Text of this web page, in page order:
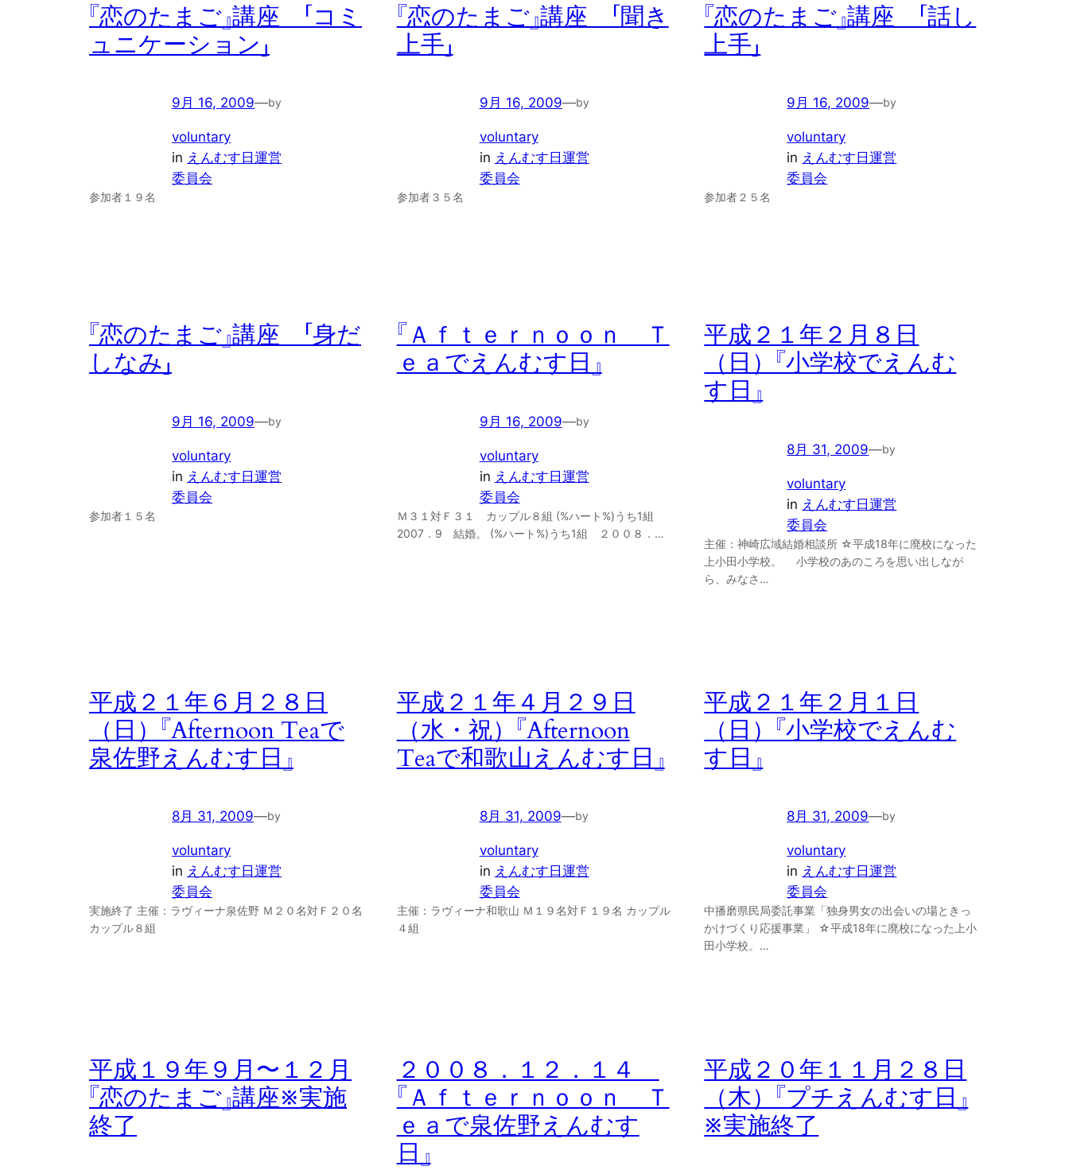
『恋のたまご』講座 「コミ
ュニケーション」
9月 16, 2009—by
voluntary
in えんむす日運営
委員会
参加者１９名
『恋のたまご』講座 「聞き
上手」
9月 16, 2009—by
voluntary
in えんむす日運営
委員会
参加者３５名
『恋のたまご』講座 「話し
上手」
9月 16, 2009—by
voluntary
in えんむす日運営
委員会
参加者２５名
『恋のたまご』講座 「身だ
しなみ」
9月 16, 2009—by
voluntary
in えんむす日運営
委員会
参加者１５名
『Ａｆｔｅｒｎｏｏｎ Ｔ
ｅａでえんむす日』
9月 16, 2009—by
voluntary
in えんむす日運営
委員会
Ｍ３１対Ｆ３１ カップル８組 (%ハート%)うち1組
2007．9 結婚。 (%ハート%)うち1組 ２００８．…
平成２１年２月８日
（日）『小学校でえんむ
す日』
8月 31, 2009—by
voluntary
in えんむす日運営
委員会
主催：神崎広域結婚相談所 ☆平成18年に廃校になった
上小田小学校。 小学校のあのころを思い出しなが
ら、みなさ…
平成２１年６月２８日
（日）『Afternoon Teaで
泉佐野えんむす日』
8月 31, 2009—by
voluntary
in えんむす日運営
委員会
実施終了 主催：ラヴィーナ泉佐野 Ｍ２０名対Ｆ２０名
カップル８組
平成２１年４月２９日
（水・祝）『Afternoon
Teaで和歌山えんむす日』
8月 31, 2009—by
voluntary
in えんむす日運営
委員会
主催：ラヴィーナ和歌山 Ｍ１９名対Ｆ１９名 カップル
４組
平成２１年２月１日
（日）『小学校でえんむ
す日』
8月 31, 2009—by
voluntary
in えんむす日運営
委員会
中播磨県民局委託事業「独身男女の出会いの場ときっ
かけづくり応援事業」 ☆平成18年に廃校になった上小
田小学校。…
平成１９年９月〜１２月
『恋のたまご』講座※実施
終了
２００８．１２．１４
『Ａｆｔｅｒｎｏｏｎ Ｔ
ｅａで泉佐野えんむす
日』
平成２０年１１月２８日
（木）『プチえんむす日』
※実施終了